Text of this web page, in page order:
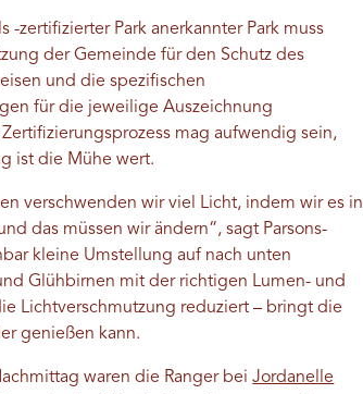
-zertifizierter Park anerkannter Park muss
der Gemeinde für den Schutz des
und die spezifischen
für die jeweilige Auszeichnung
mag aufwendig sein,
ist die Mühe wert.
verschwenden wir viel Licht, indem wir es in
das müssen wir ändern“, sagt Parsons-
kleine Umstellung auf nach unten
Glühbirnen mit der richtigen Lumen- und
Lichtverschmutzung reduziert – bringt die
genießen kann.
waren die Ranger beiJordanelle